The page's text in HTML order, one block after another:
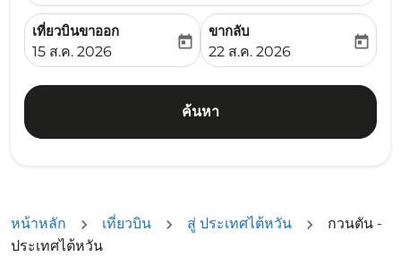
เที่ยวบินขาออก
fc-booking-departure-date-aria-label
15 ส.ค. 2026
today
ขากลับ
fc-booking-return-date-
22 ส.ค. 2026
today
ค้นหา
หน้าหลัก เที่ยวบิน สู่ ประเทศไต้หวัน
กวนตัน -
ประเทศไต้หวัน